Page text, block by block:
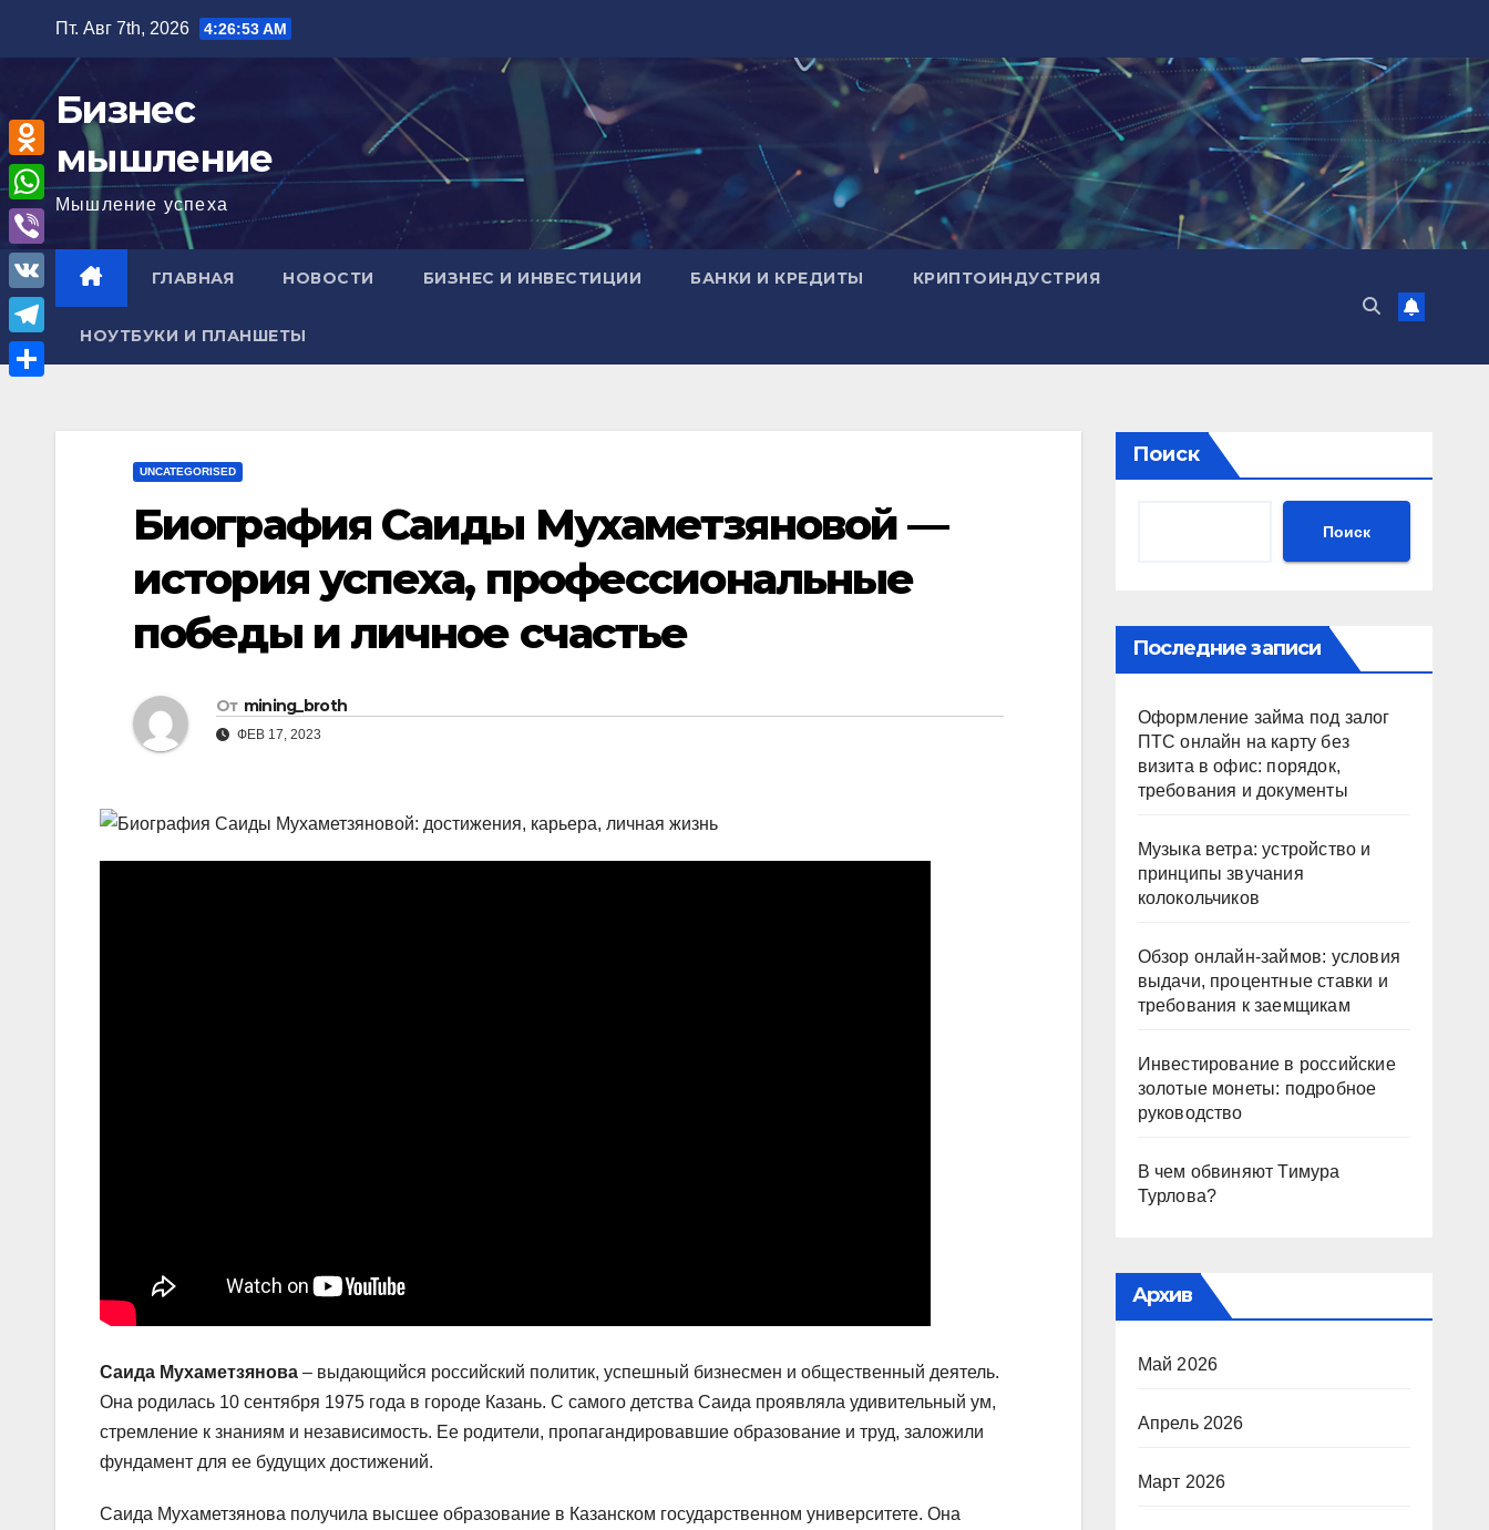
содержимому
Пт. Авг 7th, 2026 4:26:54 AM
Бизнес
мышление
Мышление успеха
ГЛАВНАЯ НОВОСТИ БИЗНЕС И ИНВЕСТИЦИИ БАНКИ И КРЕДИТЫ КРИПТОИНДУСТРИЯ
НОУТБУКИ И ПЛАНШЕТЫ
UNCATEGORISED
Биография Саиды Мухаметзяновой —
история успеха, профессиональные
победы и личное счастье
От mining_broth
ФЕВ 17, 2023
Саида Мухаметзянова – выдающийся российский политик, успешный бизнесмен и общественный деятель.
Она родилась 10 сентября 1975 года в городе Казань. С самого детства Саида проявляла удивительный ум,
стремление к знаниям и независимость. Ее родители, пропагандировавшие образование и труд, заложили
фундамент для ее будущих достижений.
Саида Мухаметзянова получила высшее образование в Казанском государственном университете. Она
Поиск
Поиск
Последние записи
Оформление займа под залог
ПТС онлайн на карту без
визита в офис: порядок,
требования и документы
Музыка ветра: устройство и
принципы звучания
колокольчиков
Обзор онлайн-займов: условия
выдачи, процентные ставки и
требования к заемщикам
Инвестирование в российские
золотые монеты: подробное
руководство
В чем обвиняют Тимура
Турлова?
Архив
Май 2026
Апрель 2026
Март 2026
O
d
n
o
k
l
W
h
a
s
V
i
b
e
V
K
T